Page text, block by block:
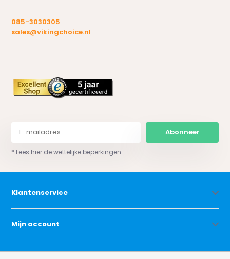
085-3030305
sales@vikingchoice.nl
Abonneer
* Lees hier de wettelijke beperkingen
Klantenservice
Mijn account
Categorieën